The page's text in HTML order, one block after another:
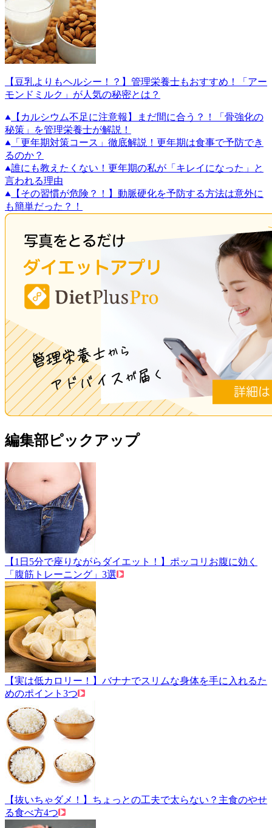
【豆乳よりもヘルシー！？】管理栄養士もおすすめ！「アー
モンドミルク」が人気の秘密とは？
【カルシウム不足に注意報】まだ間に合う？！「骨強化の
秘策」を管理栄養士が解説！
「更年期対策コース」徹底解説！更年期は食事で予防でき
るのか？
誰にも教えたくない！更年期の私が「キレイになった」と
言われる理由
【その習慣が危険？！】動脈硬化を予防する方法は意外に
も簡単だった？！
編集部ピックアップ
【1日5分で座りながらダイエット！】ポッコリお腹に効く
「腹筋トレーニング」3選
【実は低カロリー！】バナナでスリムな身体を手に入れるた
めのポイント3つ
【抜いちゃダメ！】ちょっとの工夫で太らない？主食のやせ
る食べ方4つ